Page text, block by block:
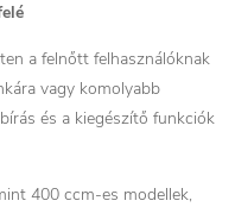
a felnőtt felhasználóknak
vagy komolyabb
és a kiegészítő funkciók
400 ccm-es modellek,